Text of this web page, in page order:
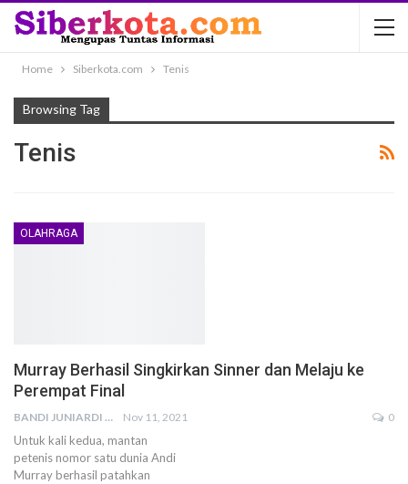
Home Siberkota.com Tenis
Browsing Tag
Tenis
OLAHRAGA
Murray Berhasil Singkirkan Sinner dan Melaju ke
Perempat Final
BANDI JUNIARDI Nov 11, 2021 0
Untuk kali kedua, mantan
petenis nomor satu dunia Andi
Murray berhasil patahkan